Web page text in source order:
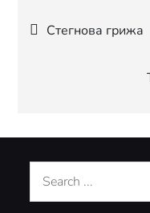
записів
Стегнова грижа
Search